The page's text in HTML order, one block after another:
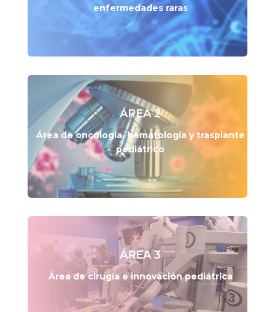
enfermedades raras
ÁREA 2
Área de oncología, hematología y trasplante
pediátrico
ÁREA 3
Área de cirugía e innovación pediátrica